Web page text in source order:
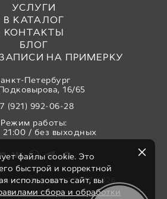
УСЛУГИ
В КАТАЛОГ
КОНТАКТЫ
БЛОГ
НА ПРИМЕРКУ
Петербург
16/65
(921) 992-06-28
Режим работы:
21:00 / без выходных
«Аврора» © 2017-2026
права защищены
файлы cookie. Это
быстрой и корректной
использовать сайт, вы
сбора и обработки